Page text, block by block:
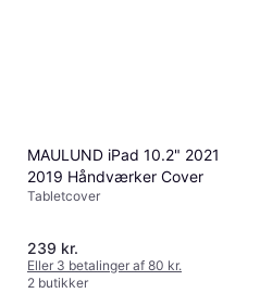
MAULUND iPad 10.2" 2021
2019 Håndværker Cover
Tabletcover
239 kr.
Eller 3 betalinger af 80 kr.
2 butikker